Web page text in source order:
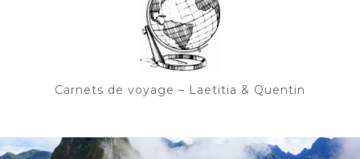
Carnets de voyage – Laetitia & Quentin